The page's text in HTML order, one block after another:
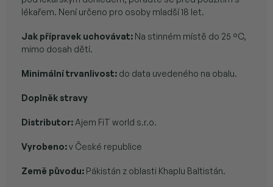
lékařem. Není určeno pro osoby mladší 18 let.
Jak přípravek uchovávat: Na stinném místě do 25 °C,
mimo dosah dětí.
Minimální trvanlivost: do data uvedeného na obalu.
Doplněk stravy
Distributor: Ajem FiT world s.r.o.
Vyrobeno:v České republice
Země původu: Pákistán z oblasti Khaplu Baltistán.